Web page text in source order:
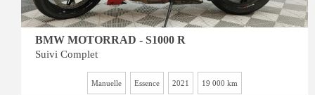
BMW MOTORRAD - S1000 R
Suivi Complet
Manuelle Essence 2021 19 000 km